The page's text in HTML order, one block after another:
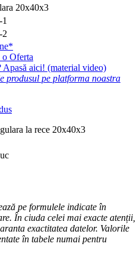
20x40x3
1
2
o Oferta
aici! (material video)
produsul pe platforma noastra
pe formulele indicate în
În ciuda celei mai exacte atenții,
exactitatea datelor. Valorile
în tabele numai pentru